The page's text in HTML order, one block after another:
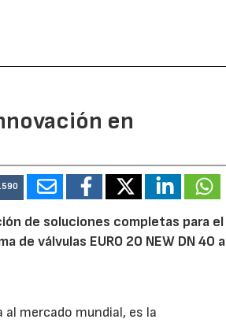
en
de soluciones completas para el
de válvulas EURO 20 NEW DN 40 a
mercado mundial, es la